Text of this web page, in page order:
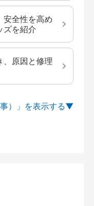
全性を高め
ズを紹介
、原因と修理
）」を